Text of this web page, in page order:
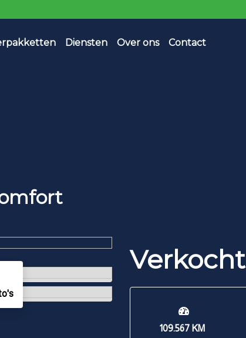
Diensten Over ons Contact
Verkocht
109.567 KM